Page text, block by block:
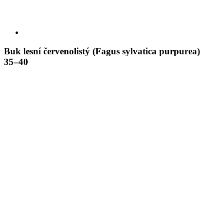
Buk lesní červenolistý (Fagus sylvatica purpurea)
35–40